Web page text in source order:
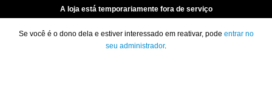
A loja está temporariamente fora de serviço
Se você é o dono dela e estiver interessado em reativar, pode entrar no
seu administrador.